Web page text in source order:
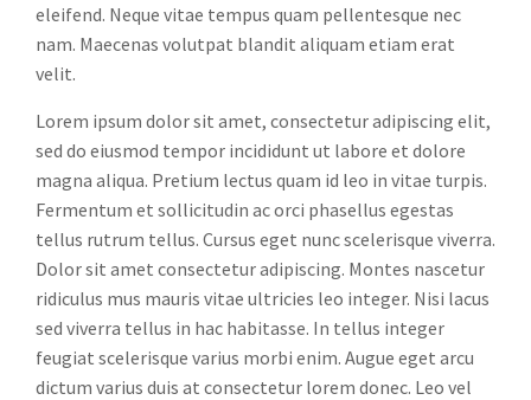
eleifend. Neque vitae tempus quam pellentesque nec
nam. Maecenas volutpat blandit aliquam etiam erat
velit.
Lorem ipsum dolor sit amet, consectetur adipiscing elit,
sed do eiusmod tempor incididunt ut labore et dolore
magna aliqua. Pretium lectus quam id leo in vitae turpis.
Fermentum et sollicitudin ac orci phasellus egestas
tellus rutrum tellus. Cursus eget nunc scelerisque viverra.
Dolor sit amet consectetur adipiscing. Montes nascetur
ridiculus mus mauris vitae ultricies leo integer. Nisi lacus
sed viverra tellus in hac habitasse. In tellus integer
feugiat scelerisque varius morbi enim. Augue eget arcu
dictum varius duis at consectetur lorem donec. Leo vel